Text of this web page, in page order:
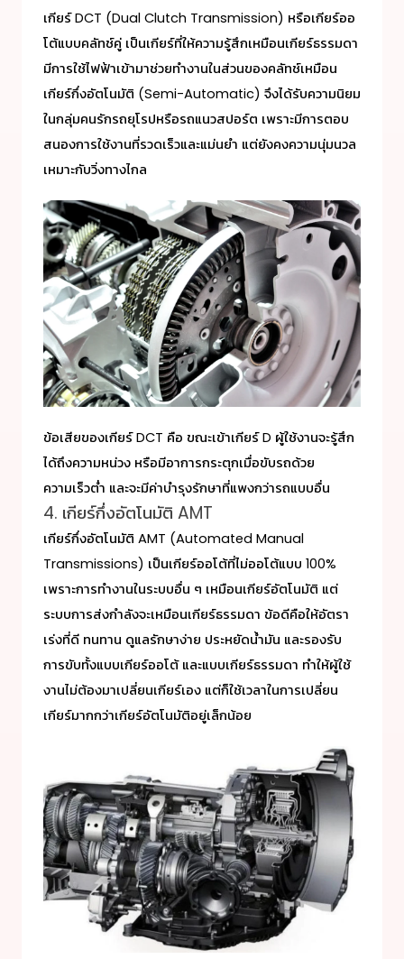
เกียร์ DCT (Dual Clutch Transmission) หรือเกียร์ออ
โต้แบบคลัทช์คู่ เป็นเกียร์ที่ให้ความรู้สึกเหมือนเกียร์ธรรมดา
มีการใช้ไฟฟ้าเข้ามาช่วยทำงานในส่วนของคลัทช์เหมือน
เกียร์กึ่งอัตโนมัติ (Semi-Automatic) จึงได้รับความนิยม
ในกลุ่มคนรักรถยุโรปหรือรถแนวสปอร์ต เพราะมีการตอบ
สนองการใช้งานที่รวดเร็วและแม่นยำ แต่ยังคงความนุ่มนวล
เหมาะกับวิ่งทางไกล
ข้อเสียของเกียร์ DCT คือ ขณะเข้าเกียร์ D ผู้ใช้งานจะรู้สึก
ได้ถึงความหน่วง หรือมีอาการกระตุกเมื่อขับรถด้วย
ความเร็วต่ำ และจะมีค่าบำรุงรักษาที่แพงกว่ารถแบบอื่น
4. เกียร์กึ่งอัตโนมัติ AMT
เกียร์กึ่งอัตโนมัติ AMT (Automated Manual
Transmissions) เป็นเกียร์ออโต้ที่ไม่ออโต้แบบ 100%
เพราะการทำงานในระบบอื่น ๆ เหมือนเกียร์อัตโนมัติ แต่
ระบบการส่งกำลังจะเหมือนเกียร์ธรรมดา ข้อดีคือให้อัตรา
เร่งที่ดี ทนทาน ดูแลรักษาง่าย ประหยัดน้ำมัน และรองรับ
การขับทั้งแบบเกียร์ออโต้ และแบบเกียร์ธรรมดา ทำให้ผู้ใช้
งานไม่ต้องมาเปลี่ยนเกียร์เอง แต่ก็ใช้เวลาในการเปลี่ยน
เกียร์มากกว่าเกียร์อัตโนมัติอยู่เล็กน้อย